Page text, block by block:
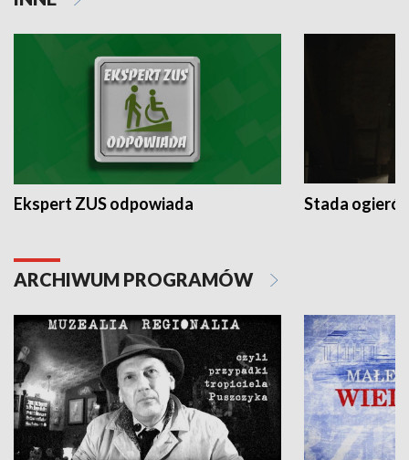
Ekspert ZUS odpowiada Stada
ARCHIWUM PROGRAMÓW